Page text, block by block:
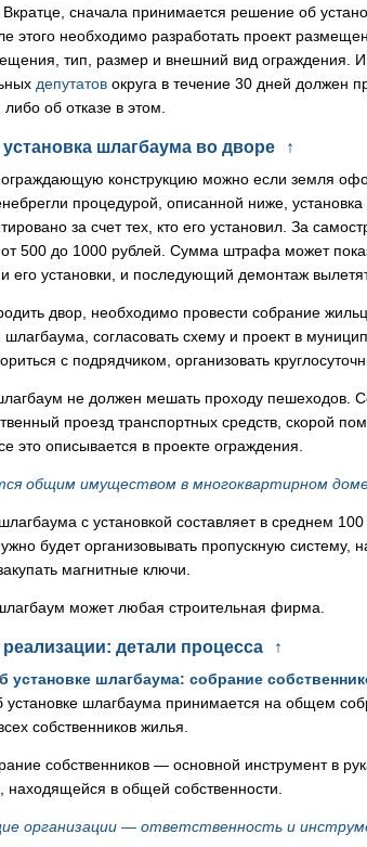
сначала принимается решение об
этого необходимо разработать проект
тип, размер и внешний вид ограждения. И
депутатов округа в течение 30 дней должен
об отказе в этом.
шлагбаума во дворе ↑
ограждающую конструкцию можно если земля
процедурой, описанной ниже,
за счет тех, кто его установил. За
от 500 до 1000 рублей. Сумма штрафа может
его установки, и последующий демонтаж вылетят
двор, необходимо провести собрание
шлагбаума, согласовать схему и проект в
с подрядчиком, организовать
не должен мешать проходу пешеходов.
проезд транспортных средств, скорой
это описывается в проекте ограждения.
общим имуществом в многоквартирном
с установкой составляет в среднем
будет организовывать пропускную
магнитные ключи.
может любая строительная фирма.
детали процесса ↑
установке шлагбаума: собрание
шлагбаума принимается на общем
собственников жилья.
собственников — основной инструмент в
находящейся в общей собственности.
организации — ответственность и